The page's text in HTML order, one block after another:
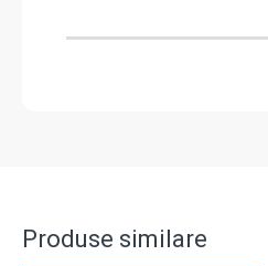
Produse similare